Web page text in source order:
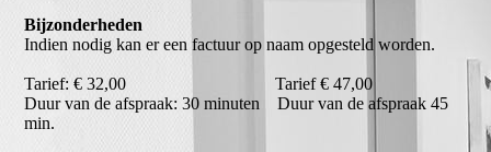
Bijzonderheden
Indien nodig kan er een factuur op naam opgesteld worden.
Tarief: € 32,00 Tarief € 47,00
Duur van de afspraak: 30 minuten Duur van de afspraak 45
min.